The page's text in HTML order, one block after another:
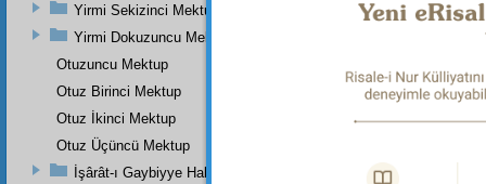
Yirmi Sekizinci Mektup
Yirmi Dokuzuncu Mektup
Otuzuncu Mektup
Otuz Birinci Mektup
Otuz İkinci Mektup
Otuz Üçüncü Mektup
İşârât-ı Gaybiyye Hakkında Bir Takriz